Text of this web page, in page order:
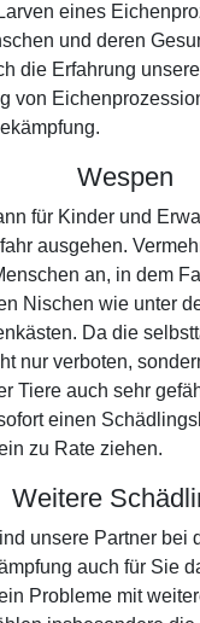
eines
und deren
die Erfahrung
von
Wespen
für Kinder und
ausgehen.
an, in dem
Nischen wie unter
Da die
nur verboten,
Tiere auch sehr
einen
zu Rate ziehen.
Weitere
unsere Partner bei
auch für Sie
Probleme mit